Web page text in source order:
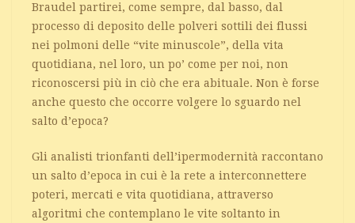
Braudel partirei, come sempre, dal basso, dal
processo di deposito delle polveri sottili dei flussi
nei polmoni delle “vite minuscole”, della vita
quotidiana, nel loro, un po’ come per noi, non
riconoscersi più in ciò che era abituale. Non è forse
anche questo che occorre volgere lo sguardo nel
salto d’epoca?
Gli analisti trionfanti dell’ipermodernità raccontano
un salto d’epoca in cui è la rete a interconnettere
poteri, mercati e vita quotidiana, attraverso
algoritmi che contemplano le vite soltanto in